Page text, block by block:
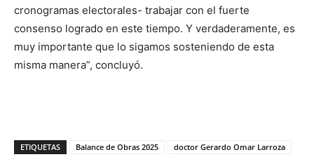
cronogramas electorales- trabajar con el fuerte
consenso logrado en este tiempo. Y verdaderamente, es
muy importante que lo sigamos sosteniendo de esta
misma manera”, concluyó.
ETIQUETAS Balance de Obras 2025
doctor Gerardo Omar Larroza